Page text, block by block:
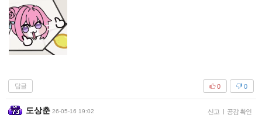
답글 0
0
도상춘 26-05-16 19:02 신고 | 공감 확인